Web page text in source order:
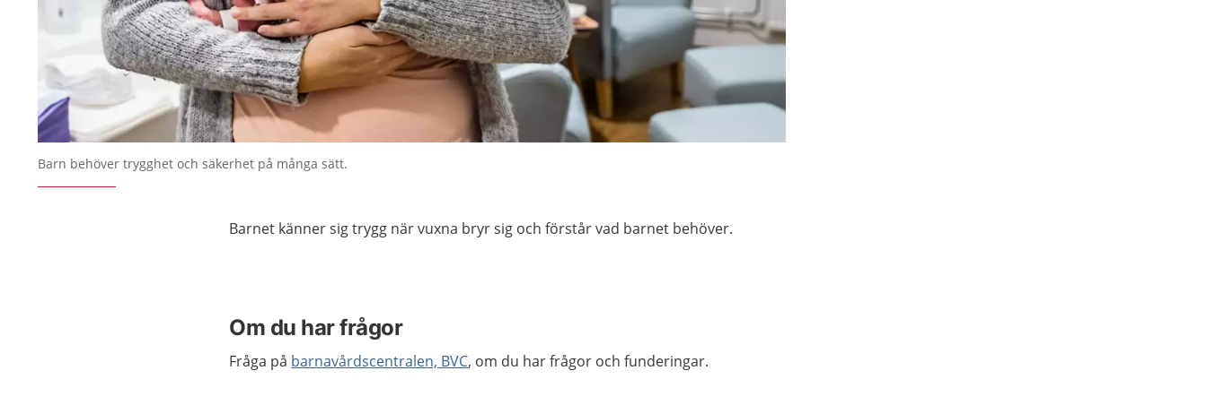
Barn behöver trygghet och säkerhet på många sätt.
Barnet känner sig trygg när vuxna bryr sig och förstår vad barnet behöver.
Om du har frågor
Fråga på barnavårdscentralen, BVC, om du har frågor och funderingar.